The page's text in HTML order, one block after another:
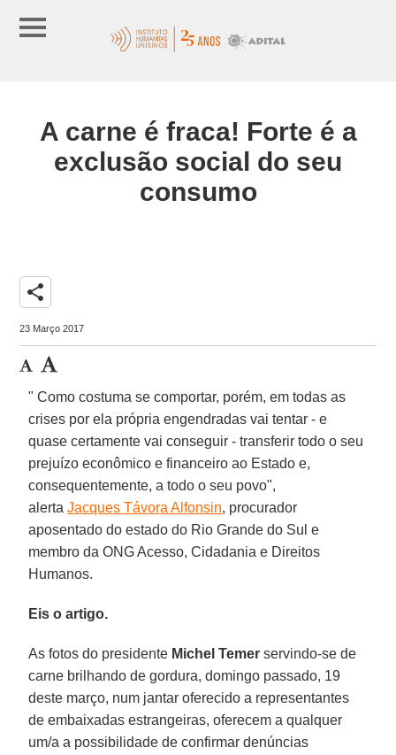
A carne é fraca! Forte é a
exclusão social do seu
consumo
share
23 Março 2017
" Como costuma se comportar, porém, em todas as
crises por ela própria engendradas vai tentar - e
quase certamente vai conseguir - transferir todo o seu
prejuízo econômico e financeiro ao Estado e,
consequentemente, a todo o seu povo",
alertaJacques Távora Alfonsin, procurador
aposentado do estado do Rio Grande do Sul e
membro da ONG Acesso, Cidadania e Direitos
Humanos.
Eis o artigo.
As fotos do presidente Michel Temer servindo-se de
carne brilhando de gordura, domingo passado, 19
deste março, num jantar oferecido a representantes
de embaixadas estrangeiras, oferecem a qualquer
um/a a possibilidade de confirmar denúncias